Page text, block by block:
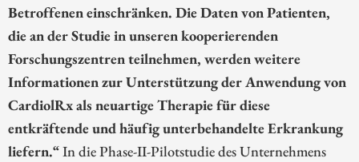
Betroffenen einschränken. Die Daten von Patienten,
die an der Studie in unseren kooperierenden
Forschungszentren teilnehmen, werden weitere
Informationen zur Unterstützung der Anwendung von
CardiolRx als neuartige Therapie für diese
entkräftende und häufig unterbehandelte Erkrankung
liefern.“In die Phase-II-Pilotstudie des Unternehmens